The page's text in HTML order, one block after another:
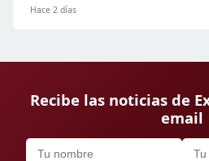
Hace 2 días
Recibe las noticias de
email